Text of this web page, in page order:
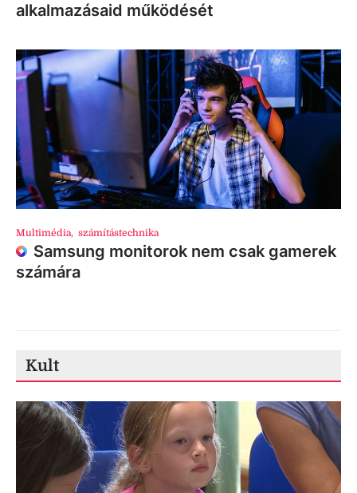
alkalmazásaid működését
Multimédia, számítástechnika
Samsung monitorok nem csak gamerek
számára
Kult